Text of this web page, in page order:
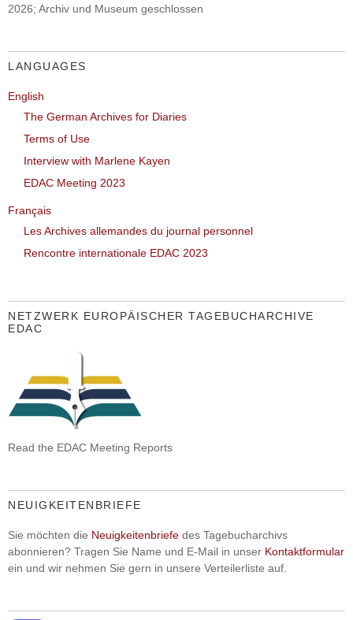
2026; Archiv und Museum geschlossen
LANGUAGES
English
The German Archives for Diaries
Terms of Use
Interview with Marlene Kayen
EDAC Meeting 2023
Français
Les Archives allemandes du journal personnel
Rencontre internationale EDAC 2023
NETZWERK EUROPÄISCHER TAGEBUCHARCHIVE
EDAC
Read the EDAC Meeting Reports
NEUIGKEITENBRIEFE
Sie möchten die Neuigkeitenbriefe des Tagebucharchivs
abonnieren? Tragen Sie Name und E-Mail in unser Kontaktformular
ein und wir nehmen Sie gern in unsere Verteilerliste auf.